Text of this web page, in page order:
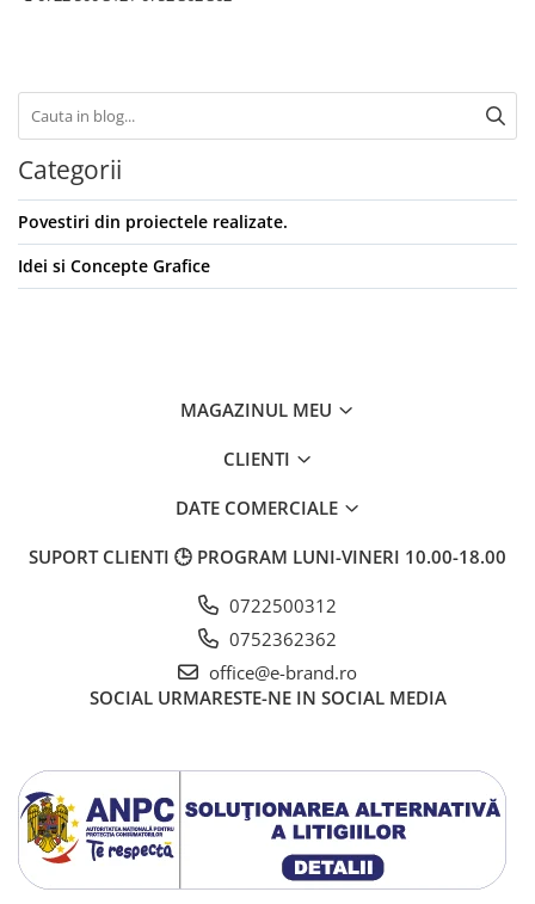
Categorii
Povestiri din proiectele realizate.
Idei si Concepte Grafice
MAGAZINUL MEU
CLIENTI
DATE COMERCIALE
SUPORT CLIENTI 🕒 PROGRAM LUNI-VINERI 10.00-18.00
0722500312
0752362362
office@e-brand.ro
SOCIAL URMARESTE-NE IN SOCIAL MEDIA